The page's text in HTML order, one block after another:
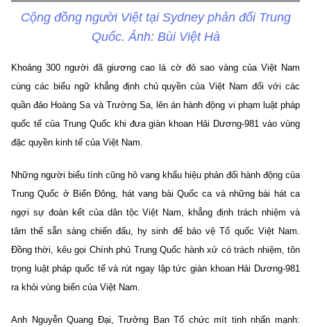
Cộng đồng người Việt tại Sydney phản đối Trung
Quốc. Ảnh: Bùi Việt Hà
Khoảng 300 người đã giương cao lá cờ đỏ sao vàng của Việt Nam
cùng các biểu ngữ khẳng định chủ quyền của Việt Nam đối với các
quần đảo Hoàng Sa và Trường Sa, lên án hành động vi phạm luật pháp
quốc tế của Trung Quốc khi đưa giàn khoan Hải Dương-981 vào vùng
đặc quyền kinh tế của Việt Nam.
Những người biểu tình cũng hô vang khẩu hiệu phản đối hành động của
Trung Quốc ở Biển Đông, hát vang bài Quốc ca và những bài hát ca
ngợi sự đoàn kết của dân tộc Việt Nam, khẳng định trách nhiệm và
tâm thế sẵn sàng chiến đấu, hy sinh để bảo vệ Tổ quốc Việt Nam.
Đồng thời, kêu gọi Chính phủ Trung Quốc hành xử có trách nhiệm, tôn
trọng luật pháp quốc tế và rút ngay lập tức giàn khoan Hải Dương-981
ra khỏi vùng biển của Việt Nam.
Anh Nguyễn Quang Đại, Trưởng Ban Tổ chức mít tinh nhấn mạnh: